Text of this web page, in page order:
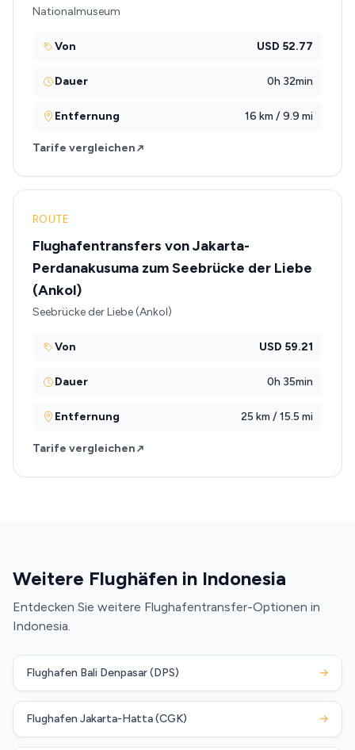
Nationalmuseum
Von USD 52.77
Dauer 0h 32min
Entfernung 16 km / 9.9 mi
Tarife vergleichen
ROUTE
Flughafentransfers von Jakarta-
Perdanakusuma zum Seebrücke der Liebe
(Ankol)
Seebrücke der Liebe (Ankol)
Von USD 59.21
Dauer 0h 35min
Entfernung 25 km / 15.5 mi
Tarife vergleichen
Weitere Flughäfen in Indonesia
Entdecken Sie weitere Flughafentransfer-Optionen in
Indonesia.
Flughafen Bali Denpasar (DPS) →
Flughafen Jakarta-Hatta (CGK) →